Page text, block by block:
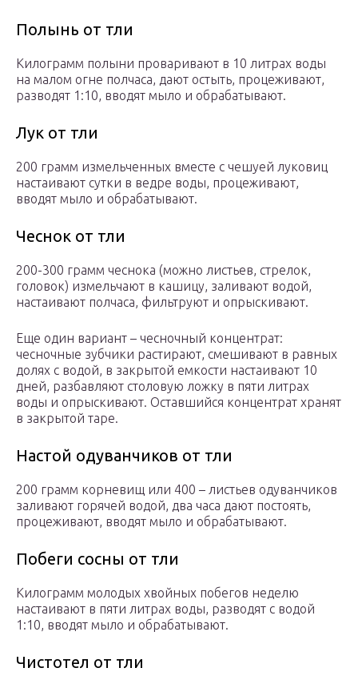
Полынь от тли
Килограмм полыни проваривают в 10 литрах воды
на малом огне полчаса, дают остыть, процеживают,
разводят 1:10, вводят мыло и обрабатывают.
Лук от тли
200 грамм измельченных вместе с чешуей луковиц
настаивают сутки в ведре воды, процеживают,
вводят мыло и обрабатывают.
Чеснок от тли
200-300 грамм чеснока (можно листьев, стрелок,
головок) измельчают в кашицу, заливают водой,
настаивают полчаса, фильтруют и опрыскивают.
Еще один вариант – чесночный концентрат:
чесночные зубчики растирают, смешивают в равных
долях с водой, в закрытой емкости настаивают 10
дней, разбавляют столовую ложку в пяти литрах
воды и опрыскивают. Оставшийся концентрат хранят
в закрытой таре.
Настой одуванчиков от тли
200 грамм корневищ или 400 – листьев одуванчиков
заливают горячей водой, два часа дают постоять,
процеживают, вводят мыло и обрабатывают.
Побеги сосны от тли
Килограмм молодых хвойных побегов неделю
настаивают в пяти литрах воды, разводят с водой
1:10, вводят мыло и обрабатывают.
Чистотел от тли